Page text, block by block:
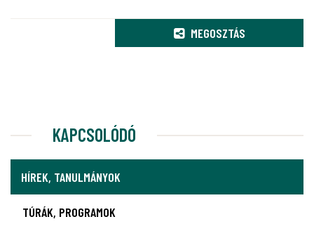
MEGOSZTÁS
KAPCSOLÓDÓ
HÍREK, TANULMÁNYOK
TÚRÁK, PROGRAMOK